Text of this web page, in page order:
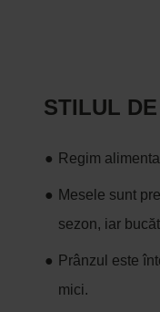
STILUL
Regim
Mesele sunt
sezon, iar
Prânzul este
mici.